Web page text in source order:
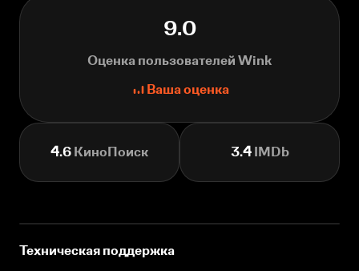
9.0
Оценка пользователей Wink
Ваша оценка
4.6 КиноПоиск 3.4IMDb
Техническая поддержка